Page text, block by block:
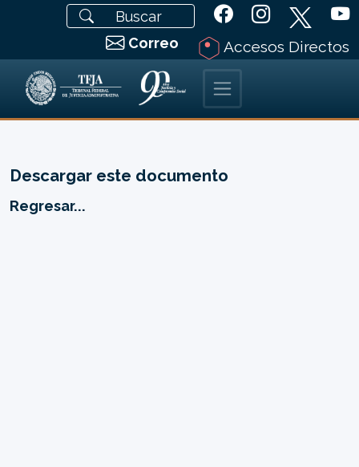
Correo Accesos Directos
Descargar este documento
Regresar...